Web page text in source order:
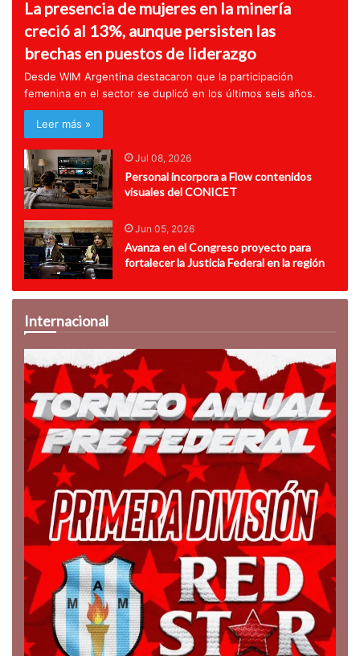
La presencia de mujeres en la minería
creció al 13%, aunque persisten las
brechas en puestos de liderazgo
Desde WIM Argentina destacaron que la participación
femenina en el sector se duplicó en los últimos seis años.
Leer más »
Jul 08, 2026
Personal incorpora a Flow contenidos
visuales del CONICET
Jun 05, 2026
Avanza en el Congreso proyecto para
fortalecer la Justicia Federal en la región
Internacional